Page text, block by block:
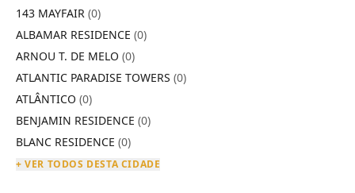
143 MAYFAIR (0)
ALBAMAR RESIDENCE (0)
ARNOU T. DE MELO (0)
ATLANTIC PARADISE TOWERS (0)
ATLÂNTICO (0)
BENJAMIN RESIDENCE (0)
BLANC RESIDENCE (0)
+ VER TODOS DESTA CIDADE